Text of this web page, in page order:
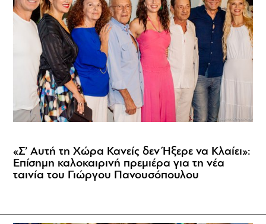
«Σ’ Αυτή τη Χώρα Κανείς δεν Ήξερε να Κλαίει»:
Επίσημη καλοκαιρινή πρεμιέρα για τη νέα
ταινία του Γιώργου Πανουσόπουλου